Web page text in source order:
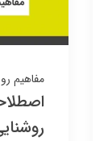
کلید پریز آسیا الکتریک
مدل نگین مشکی-بژ
مفاهیم